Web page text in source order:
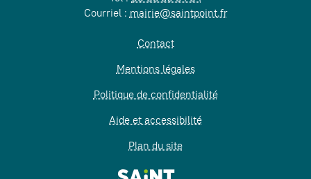
Courriel : mairie@saintpoint.fr
Contact
Mentions légales
Politique de confidentialité
Aide et accessibilité
Plan du site